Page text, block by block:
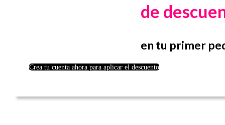
de
en tu primer
Crea tu cuenta ahora para aplicar el descuento